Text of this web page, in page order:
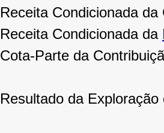
Condicionada
Condicionada da
Parte da
da